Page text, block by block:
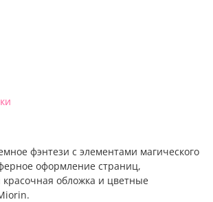
фэнтези с элементами магического
оформление страниц,
обложка и цветные